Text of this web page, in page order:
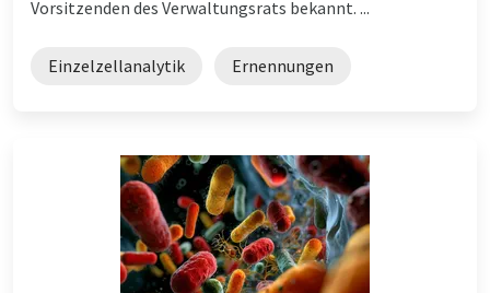
Vorsitzenden des Verwaltungsrats bekannt. ...
Einzelzellanalytik Ernennungen